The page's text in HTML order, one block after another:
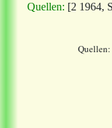
Quellen: [2 1964,
Quellen: